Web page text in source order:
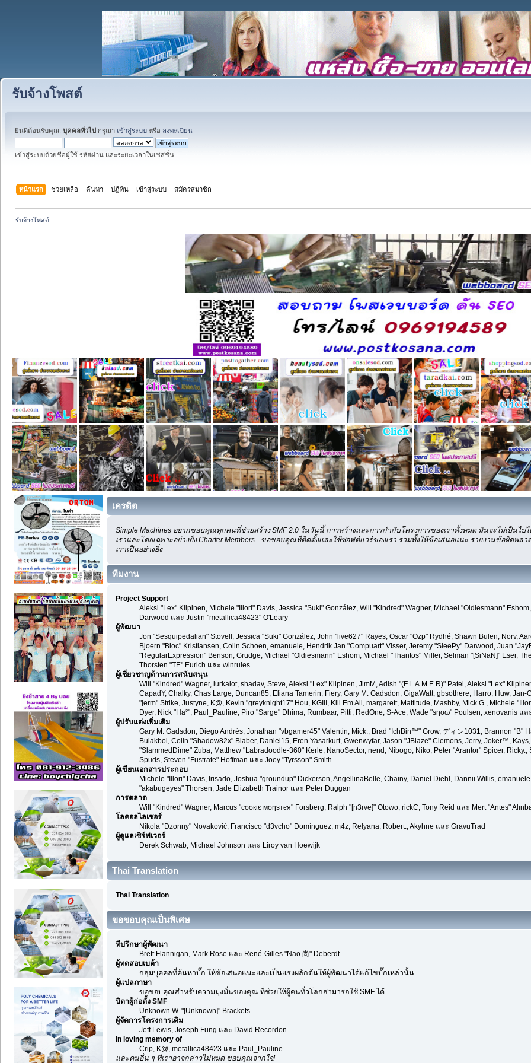
รับจ้างโพสต์
ยินดีต้อนรับคุณ, บุคคลทั่วไป กรุณา เข้าสู่ระบบ หรือ ลงทะเบียน
เข้าสู่ระบบด้วยชื่อผู้ใช้ รหัสผ่าน และระยะเวลาในเซสชั่น
หน้าแรก ช่วยเหลือ ค้นหา ปฏิทิน เข้าสู่ระบบ สมัครสมาชิก
รับจ้างโพสต์
เครดิต
Simple Machines อยากขอบคุณทุกคนที่ช่วยสร้าง SMF 2.0 ในวันนี้ การสร้างและการกำกับโครงการของเราทั้งหมด มันจะไม่เป็นไป
เราและโดยเฉพาะอย่างยิ่ง Charter Members - ขอขอบคุณที่ติดตั้งและใช้ซอฟต์แวร์ของเรา รวมทั้งให้ข้อเสนอแนะ รายงานข้อผิดพ
เราเป็นอย่างยิ่ง
ทีมงาน
Project Support
Aleksi "Lex" Kilpinen, Michele "Illori" Davis, Jessica "Suki" González, Will "Kindred" Wagner, Michael "Oldiesmann"
Darwood และ Justin "metallica48423" O'Leary
ผู้พัฒนา
Jon "Sesquipedalian" Stovell, Jessica "Suki" González, John "live627" Rayes, Oscar "Ozp" Rydhé, Shawn Bulen, Norv,
Bjoern "Bloc" Kristiansen, Colin Schoen, emanuele, Hendrik Jan "Compuart" Visser, Jeremy "SleePy" Darwood, Juan
"RegularExpression" Benson, Grudge, Michael "Oldiesmann" Eshom, Michael "Thantos" Miller, Selman "[SiNaN]" Eser,
Thorsten "TE" Eurich และ winrules
ผู้เชี่ยวชาญด้านการสนับสนุน
Will "Kindred" Wagner, lurkalot, shadav, Steve, Aleksi "Lex" Kilpinen, JimM, Adish "(F.L.A.M.E.R)" Patel, Aleksi "Lex"
CapadY, Chalky, Chas Large, Duncan85, Eliana Tamerin, Fiery, Gary M. Gadsdon, GigaWatt, gbsothere, Harro, Huw, Jan-
"jerm" Strike, Justyne, K@, Kevin "greyknight17" Hou, KGIII, Kill Em All, margarett, Mattitude, Mashby, Mick G., Michele
Dyer, Nick "Ha²", Paul_Pauline, Piro "Sarge" Dhima, Rumbaar, Pitti, RedOne, S-Ace, Wade "sησω" Poulsen, xenovanis แล
ผู้ปรับแต่งเพิ่มเติม
Gary M. Gadsdon, Diego Andrés, Jonathan "vbgamer45" Valentin, Mick., Brad "IchBin™" Grow, ディン1031, Brannon "B"
Bulakbol, Colin "Shadow82x" Blaber, Daniel15, Eren Yasarkurt, Gwenwyfar, Jason "JBlaze" Clemons, Jerry, Joker™,
"SlammedDime" Zuba, Matthew "Labradoodle-360" Kerle, NanoSector, nend, Nibogo, Niko, Peter "Arantor" Spicer, Ricky.,
Spuds, Steven "Fustrate" Hoffman และ Joey "Tyrsson" Smith
ผู้เขียนเอกสารประกอบ
Michele "Illori" Davis, Irisado, Joshua "groundup" Dickerson, AngellinaBelle, Chainy, Daniel Diehl, Dannii Willis,
"akabugeyes" Thorsen, Jade Elizabeth Trainor และ Peter Duggan
การตลาด
Will "Kindred" Wagner, Marcus "cσσкιє мσηѕтєя" Forsberg, Ralph "[n3rve]" Otowo, rickC, Tony Reid และ Mert "Antes"
โลคอลไลเซอร์
Nikola "Dzonny" Novaković, Francisco "d3vcho" Domínguez, m4z, Relyana, Robert., Akyhne และ GravuTrad
ผู้ดูแลเซิร์ฟเวอร์
Derek Schwab, Michael Johnson และ Liroy van Hoewijk
Thai Translation
Thai Translation
ขอขอบคุณเป็นพิเศษ
ที่ปรึกษาผู้พัฒนา
Brett Flannigan, Mark Rose และ René-Gilles "Nao 尚" Deberdt
ผู้ทดสอบเบต้า
กลุ่มบุคคลที่ค้นหาบั๊ก ให้ข้อเสนอแนะและเป็นแรงผลักดันให้ผู้พัฒนาได้แก้ไขบั๊กเหล่านั้น
ผู้แปลภาษา
ขอขอบคุณสำหรับความมุ่งมั่นของคุณ ที่ช่วยให้ผู้คนทั่วโลกสามารถใช้ SMF ได้
บิดาผู้ก่อตั้ง SMF
Unknown W. "[Unknown]" Brackets
ผู้จัดการโครงการเดิม
Jeff Lewis, Joseph Fung และ David Recordon
In loving memory of
Crip, K@, metallica48423 และ Paul_Pauline
และคนอื่น ๆ ที่เราอาจกล่าวไม่หมด ขอบคุณจากใจ!